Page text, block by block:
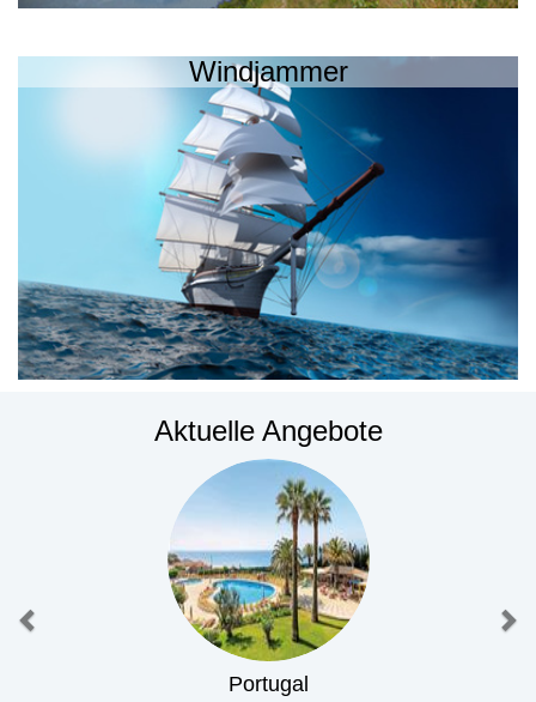
Windjammer
Aktuelle Angebote
Portugal